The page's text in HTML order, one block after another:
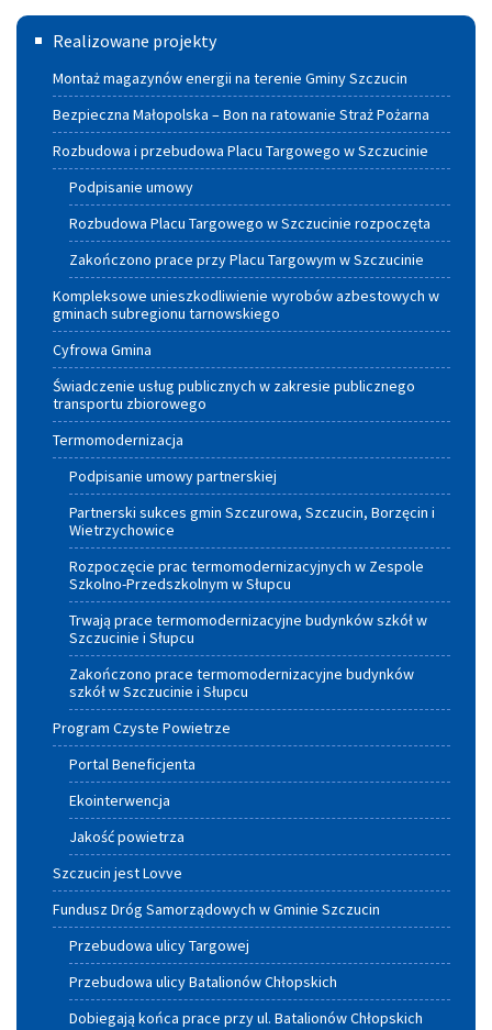
Termomodernizacja
Realizowane projekty
Montaż magazynów energii na terenie Gminy Szczucin
Bezpieczna Małopolska – Bon na ratowanie Straż Pożarna
Rozbudowa i przebudowa Placu Targowego w Szczucinie
Podpisanie umowy
Rozbudowa Placu Targowego w Szczucinie rozpoczęta
Zakończono prace przy Placu Targowym w Szczucinie
Kompleksowe unieszkodliwienie wyrobów azbestowych w
gminach subregionu tarnowskiego
Cyfrowa Gmina
Świadczenie usług publicznych w zakresie publicznego
transportu zbiorowego
Termomodernizacja
Podpisanie umowy partnerskiej
Partnerski sukces gmin Szczurowa, Szczucin, Borzęcin i
Wietrzychowice
Rozpoczęcie prac termomodernizacyjnych w Zespole
Szkolno-Przedszkolnym w Słupcu
Trwają prace termomodernizacyjne budynków szkół w
Szczucinie i Słupcu
Zakończono prace termomodernizacyjne budynków
szkół w Szczucinie i Słupcu
Program Czyste Powietrze
Portal Beneficjenta
Ekointerwencja
Jakość powietrza
Szczucin jest Lovve
Fundusz Dróg Samorządowych w Gminie Szczucin
Przebudowa ulicy Targowej
Przebudowa ulicy Batalionów Chłopskich
Dobiegają końca prace przy ul. Batalionów Chłopskich